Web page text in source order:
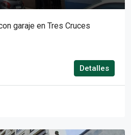
garaje en Tres Cruces
Detalles